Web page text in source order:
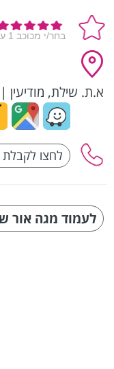
א.ת. שילת, מודיעין |
לעמוד מגה אור